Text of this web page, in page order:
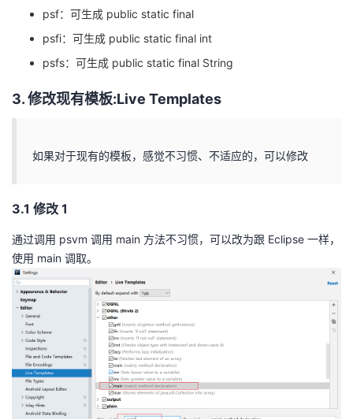
psf：可生成 public static final
psfi：可生成 public static final int
psfs：可生成 public static final String
3. 修改现有模板:Live Templates
如果对于现有的模板，感觉不习惯、不适应的，可以修改
3.1 修改 1
通过调用 psvm 调用 main 方法不习惯，可以改为跟 Eclipse 一样，
使用 main 调取。